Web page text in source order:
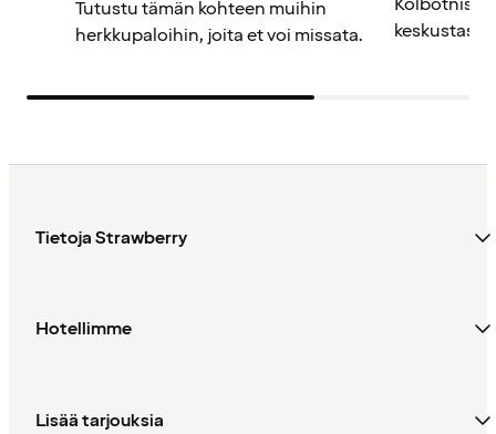
Tutustu tämän kohteen muihin
herkkupaloihin, joita et voi missata.
keskustasta.
Tietoja Strawberry
Hotellimme
Lisää tarjouksia